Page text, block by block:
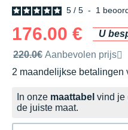
5 / 5 - 1
176.00 €
U
Door het merk aanbevolen
220.0€ Aanbevolen prijs
2 maandelijkse betalingen
zonder kosten
In onze maattabel vind je
de juiste maat.